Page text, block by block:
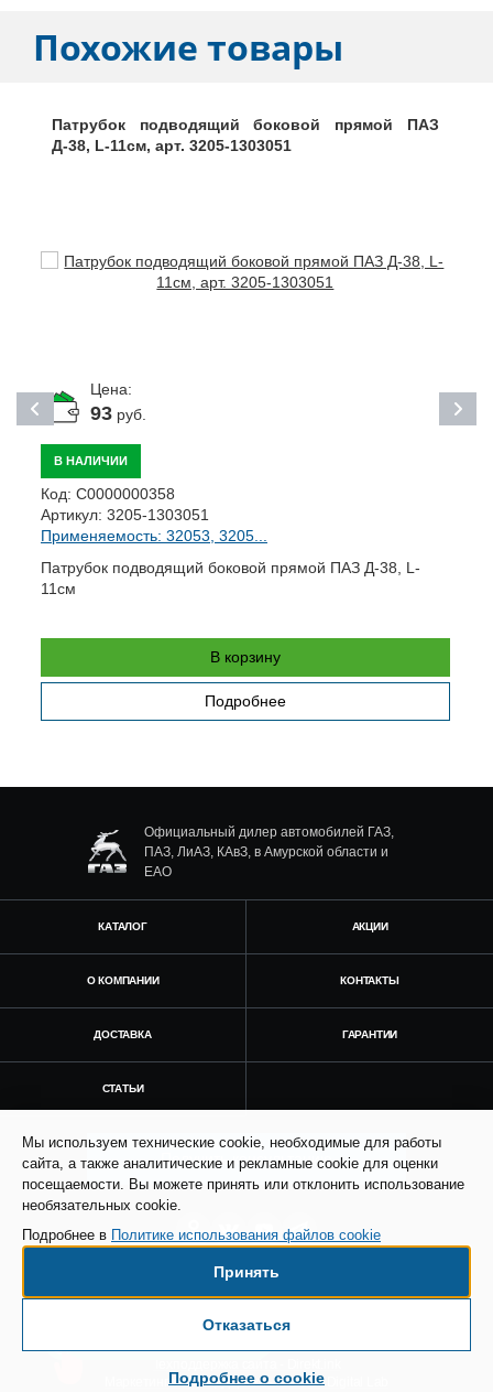
Похожие товары
Патрубок подводящий боковой прямой ПАЗ
Д-38, L-11см, арт. 3205-1303051
Цена:
93руб.
В НАЛИЧИИ
Код: С0000000358
Артикул: 3205-1303051
Применяемость: 32053, 3205...
Патрубок подводящий боковой прямой ПАЗ Д-38, L-
11см
В корзину
Подробнее
Официальный дилер автомобилей ГАЗ,
ПАЗ, ЛиАЗ, КАвЗ, в Амурской области и
ЕАО
КАТАЛОГ АКЦИИ
О КОМПАНИИ КОНТАКТЫ
ДОСТАВКА ГАРАНТИИ
СТАТЬИ
Получить консультацию
© Все права защищены. Информация сайта
Маркетинговая поддержка - AdCreat Digital Lab
Мы используем технические cookie, необходимые для работы
сайта, а также аналитические и рекламные cookie для оценки
посещаемости. Вы можете принять или отклонить использование
необязательных cookie.
Подробнее в Политике использования файлов cookie
Принять
Отказаться
Подробнее о cookie